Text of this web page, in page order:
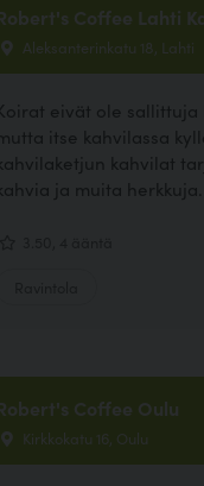
Coffee Lahti
Aleksanterinkatu 18, Lahti
eivät ole sallittuja
mutta itse kahvilassa
kahvilaketjun kahvilat
kahvia ja muita herkkuja.
Coffee Oulu
Kirkkokatu 16, Oulu